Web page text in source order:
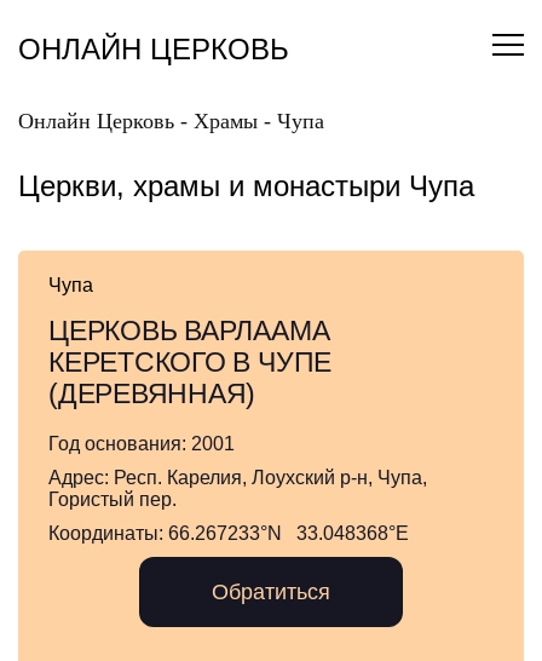
содержанию
ОНЛАЙН ЦЕРКОВЬ
Онлайн Церковь - Храмы - Чупа
Церкви, храмы и монастыри Чупа
Чупа
ЦЕРКОВЬ ВАРЛААМА
КЕРЕТСКОГО В ЧУПЕ
(ДЕРЕВЯННАЯ)
Год основания: 2001
Адрес: Респ. Карелия, Лоухский р-н, Чупа,
Гористый пер.
Координаты: 66.267233°N 33.048368°E
Обратиться